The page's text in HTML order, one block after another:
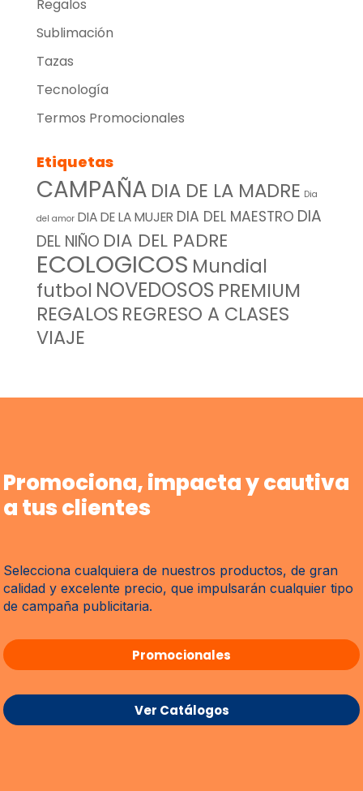
Regalos
Sublimación
Tazas
Tecnología
Termos Promocionales
Etiquetas
CAMPAÑA DIA DE LA MADRE Dia
del amor DIA DE LA MUJER DIA DEL MAESTRO DIA
DEL NIÑO DIA DEL PADRE
ECOLOGICOS Mundial
futbol NOVEDOSOS PREMIUM
REGALOS REGRESO A CLASES
VIAJE
Promociona, impacta y cautiva
a tus clientes
Selecciona cualquiera de nuestros productos, de gran
calidad y excelente precio, que impulsarán cualquier tipo
de campaña publicitaria.
Promocionales
Ver Catálogos